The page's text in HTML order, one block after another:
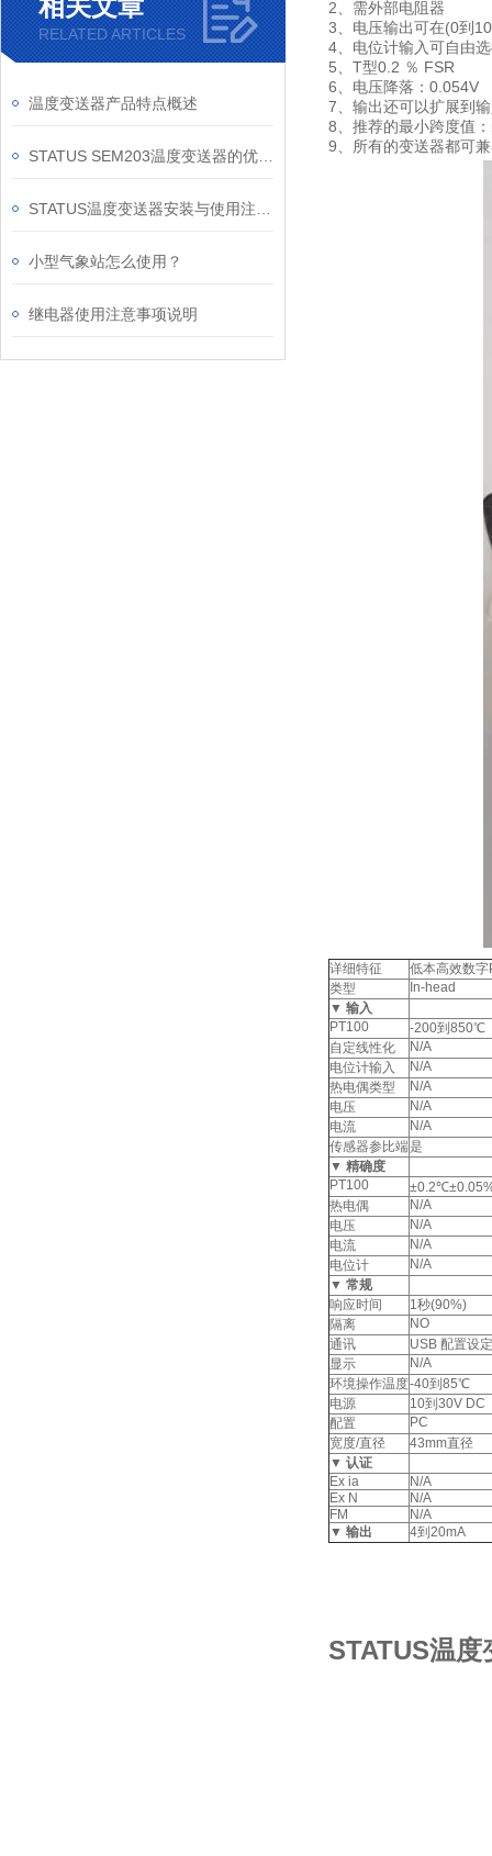
2、需外部电阻器
3、电压输出可在(0到
4、电位计输入可自由
5、T型0.2 ％ FSR
6、电压降落：0.054V
7、输出还可以扩展到
8、推荐的最小跨度值
9、所有的变送器都可
详细特征
低本高效数
类型
In-head
▼ 输入
PT100
-200到850℃
自定线性化
N/A
电位计输入
N/A
热电偶类型
N/A
电压
N/A
电流
N/A
传感器参比端是
▼ 精确度
PT100
热电偶
N/A
电压
N/A
电流
N/A
电位计
N/A
▼ 常规
响应时间
1秒(90%)
隔离
NO
通讯
USB 配置设定
显示
N/A
环境操作温度-40到85℃
电源
10到30V DC
配置
PC
宽度/直径
43mm直径
▼ 认证
Ex ia
N/A
Ex N
N/A
FM
N/A
▼ 输出 4到20mA
STATUS温
相关文章
RELATED ARTICLES
温度变送器产品特点概述
小型气象站怎么使用？
继电器使用注意事项说明